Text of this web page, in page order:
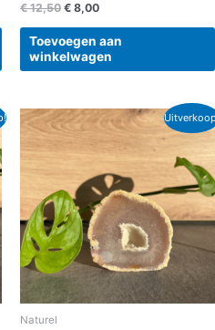
€12,50 € 8,00
Toevoegen aan
winkelwagen
Naturel
Oorspronkelijke
prijs
€ 12,50.
Huidige
prijs
is:
€ 10,00.